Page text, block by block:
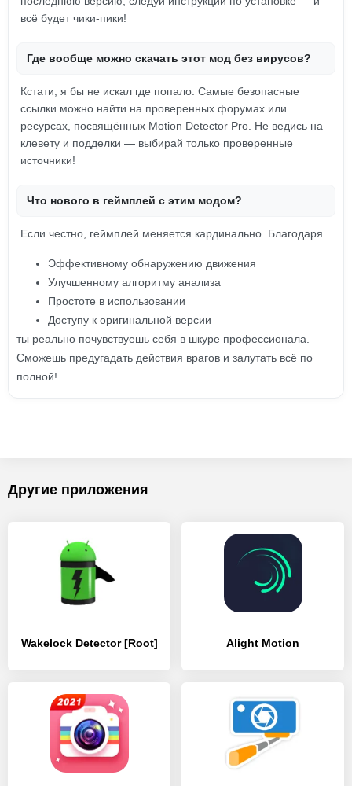
всё будет чики-пики!
Где вообще можно скачать этот мод без вирусов?
Кстати, я бы не искал где попало. Самые безопасные
ссылки можно найти на проверенных форумах или
ресурсах, посвящённых Motion Detector Pro. Не ведись на
клевету и подделки — выбирай только проверенные
источники!
Что нового в геймплей с этим модом?
Если честно, геймплей меняется кардинально. Благодаря
Эффективному обнаружению движения
Улучшенному алгоритму анализа
Простоте в использовании
Доступу к оригинальной версии
ты реально почувствуешь себя в шкуре профессионала.
Сможешь предугадать действия врагов и залутать всё по
полной!
Другие приложения
Wakelock Detector [Root] Alight Motion